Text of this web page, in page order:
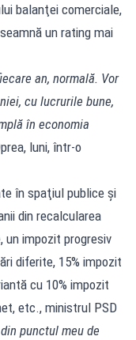
balanţei comerciale,
un rating mai
an, normală. Vor
cu lucrurile bune,
în economia
luni, într-o
în spaţiul publice şi
din recalcularea
impozit progresiv
diferite, 15% impozit
cu 10% impozit
etc., ministrul PSD
punctul meu de